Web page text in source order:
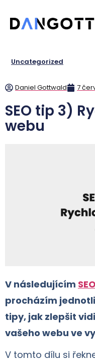
Uncategorized
Daniel Gottwald 7
SEO tip 3)
webu
V následujícím
procházím
tipy, jak zlepšit
vašeho webu ve
V tomto dílu si